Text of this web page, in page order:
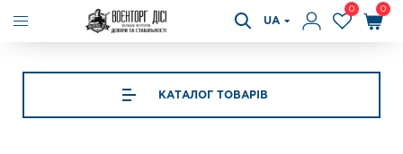
UA
0 0
КАТАЛОГ ТОВАРІВ